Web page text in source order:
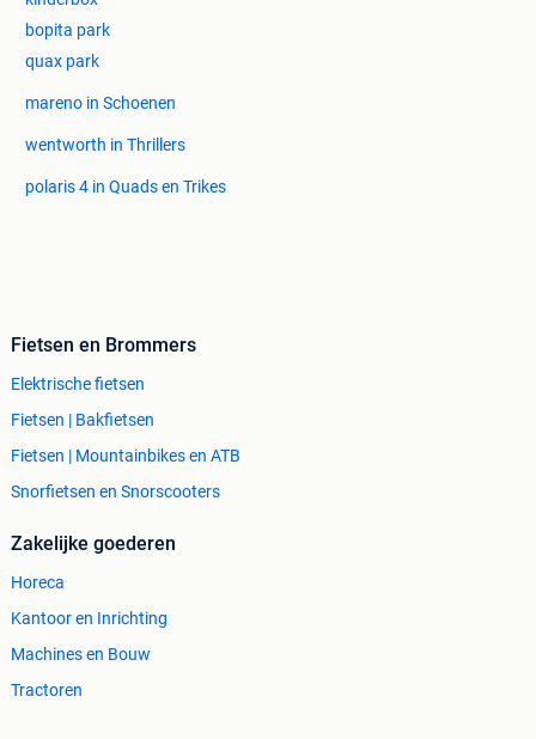
bopita park
quax park
mareno in Schoenen
wentworth in Thrillers
polaris 4 in Quads en Trikes
Fietsen en Brommers
Elektrische fietsen
Fietsen | Bakfietsen
Fietsen | Mountainbikes en ATB
Snorfietsen en Snorscooters
Zakelijke goederen
Horeca
Kantoor en Inrichting
Machines en Bouw
Tractoren